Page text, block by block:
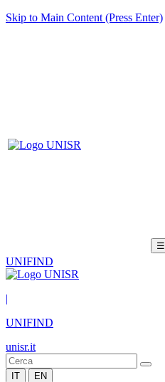
Skip to Main Content (Press Enter)
☰
UNIFIND
|
UNIFIND
unisr.it
IT EN